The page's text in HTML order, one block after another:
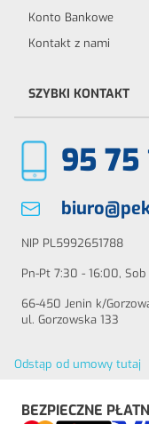
Konto Bankowe
Kontakt z nami
SZYBKI KONTAKT
95 75
NIP PL5992651788
Pn-Pt 7:30 - 16:00,
66-450 Jenin k/
ul. Gorzowska 133
Odstąp od umowy tutaj
BEZPIECZNE